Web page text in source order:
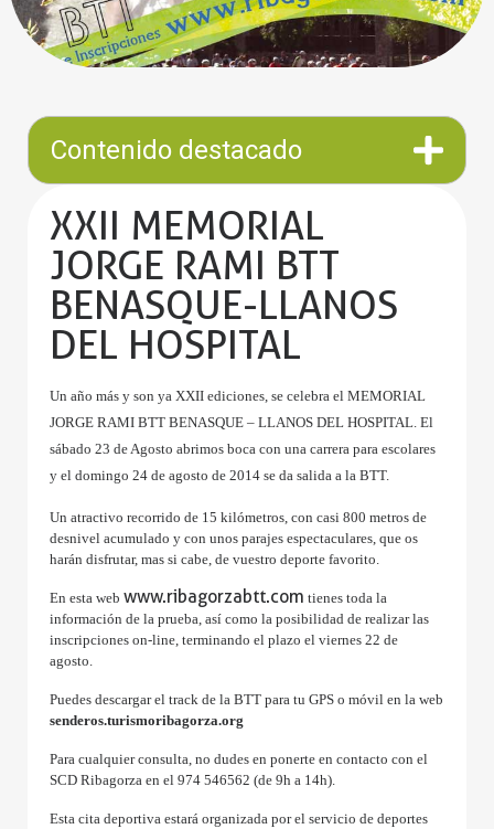
Contenido destacado
XXII MEMORIAL
JORGE RAMI BTT
BENASQUE-LLANOS
DEL HOSPITAL
Un año más y son ya XXII ediciones, se celebra elMEMORIAL
JORGE RAMI BTT BENASQUE – LLANOS DEL HOSPITAL. El
sábado 23 de Agosto abrimos boca con una carrera para escolares
y el domingo 24 de agosto de 2014 se da salida a la BTT.
Un atractivo recorrido de 15 kilómetros, con casi 800 metros de
desnivel acumulado y con unos parajes espectaculares, que os
harán disfrutar, mas si cabe, de vuestro deporte favorito.
En esta webwww.ribagorzabtt.com tienes toda la
información de la prueba, así como la posibilidad de realizar las
inscripciones on-line, terminando el plazo el viernes 22 de
agosto.
Puedes descargar el track de la BTT para tu GPS o móvil en la web
senderos.turismoribagorza.org
Para cualquier consulta, no dudes en ponerte en contacto con el
SCD Ribagorza en el 974 546562 (de 9h a 14h).
Esta cita deportiva estará organizada por el servicio de deportes